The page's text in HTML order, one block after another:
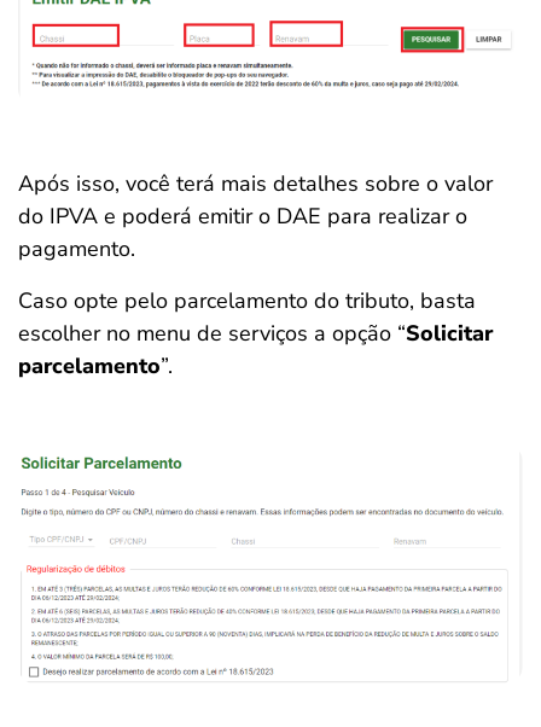
Após isso, você terá mais detalhes sobre o valor
do IPVA e poderá emitir o DAE para realizar o
pagamento.
Caso opte pelo parcelamento do tributo, basta
escolher no menu de serviços a opção “Solicitar
parcelamento”.